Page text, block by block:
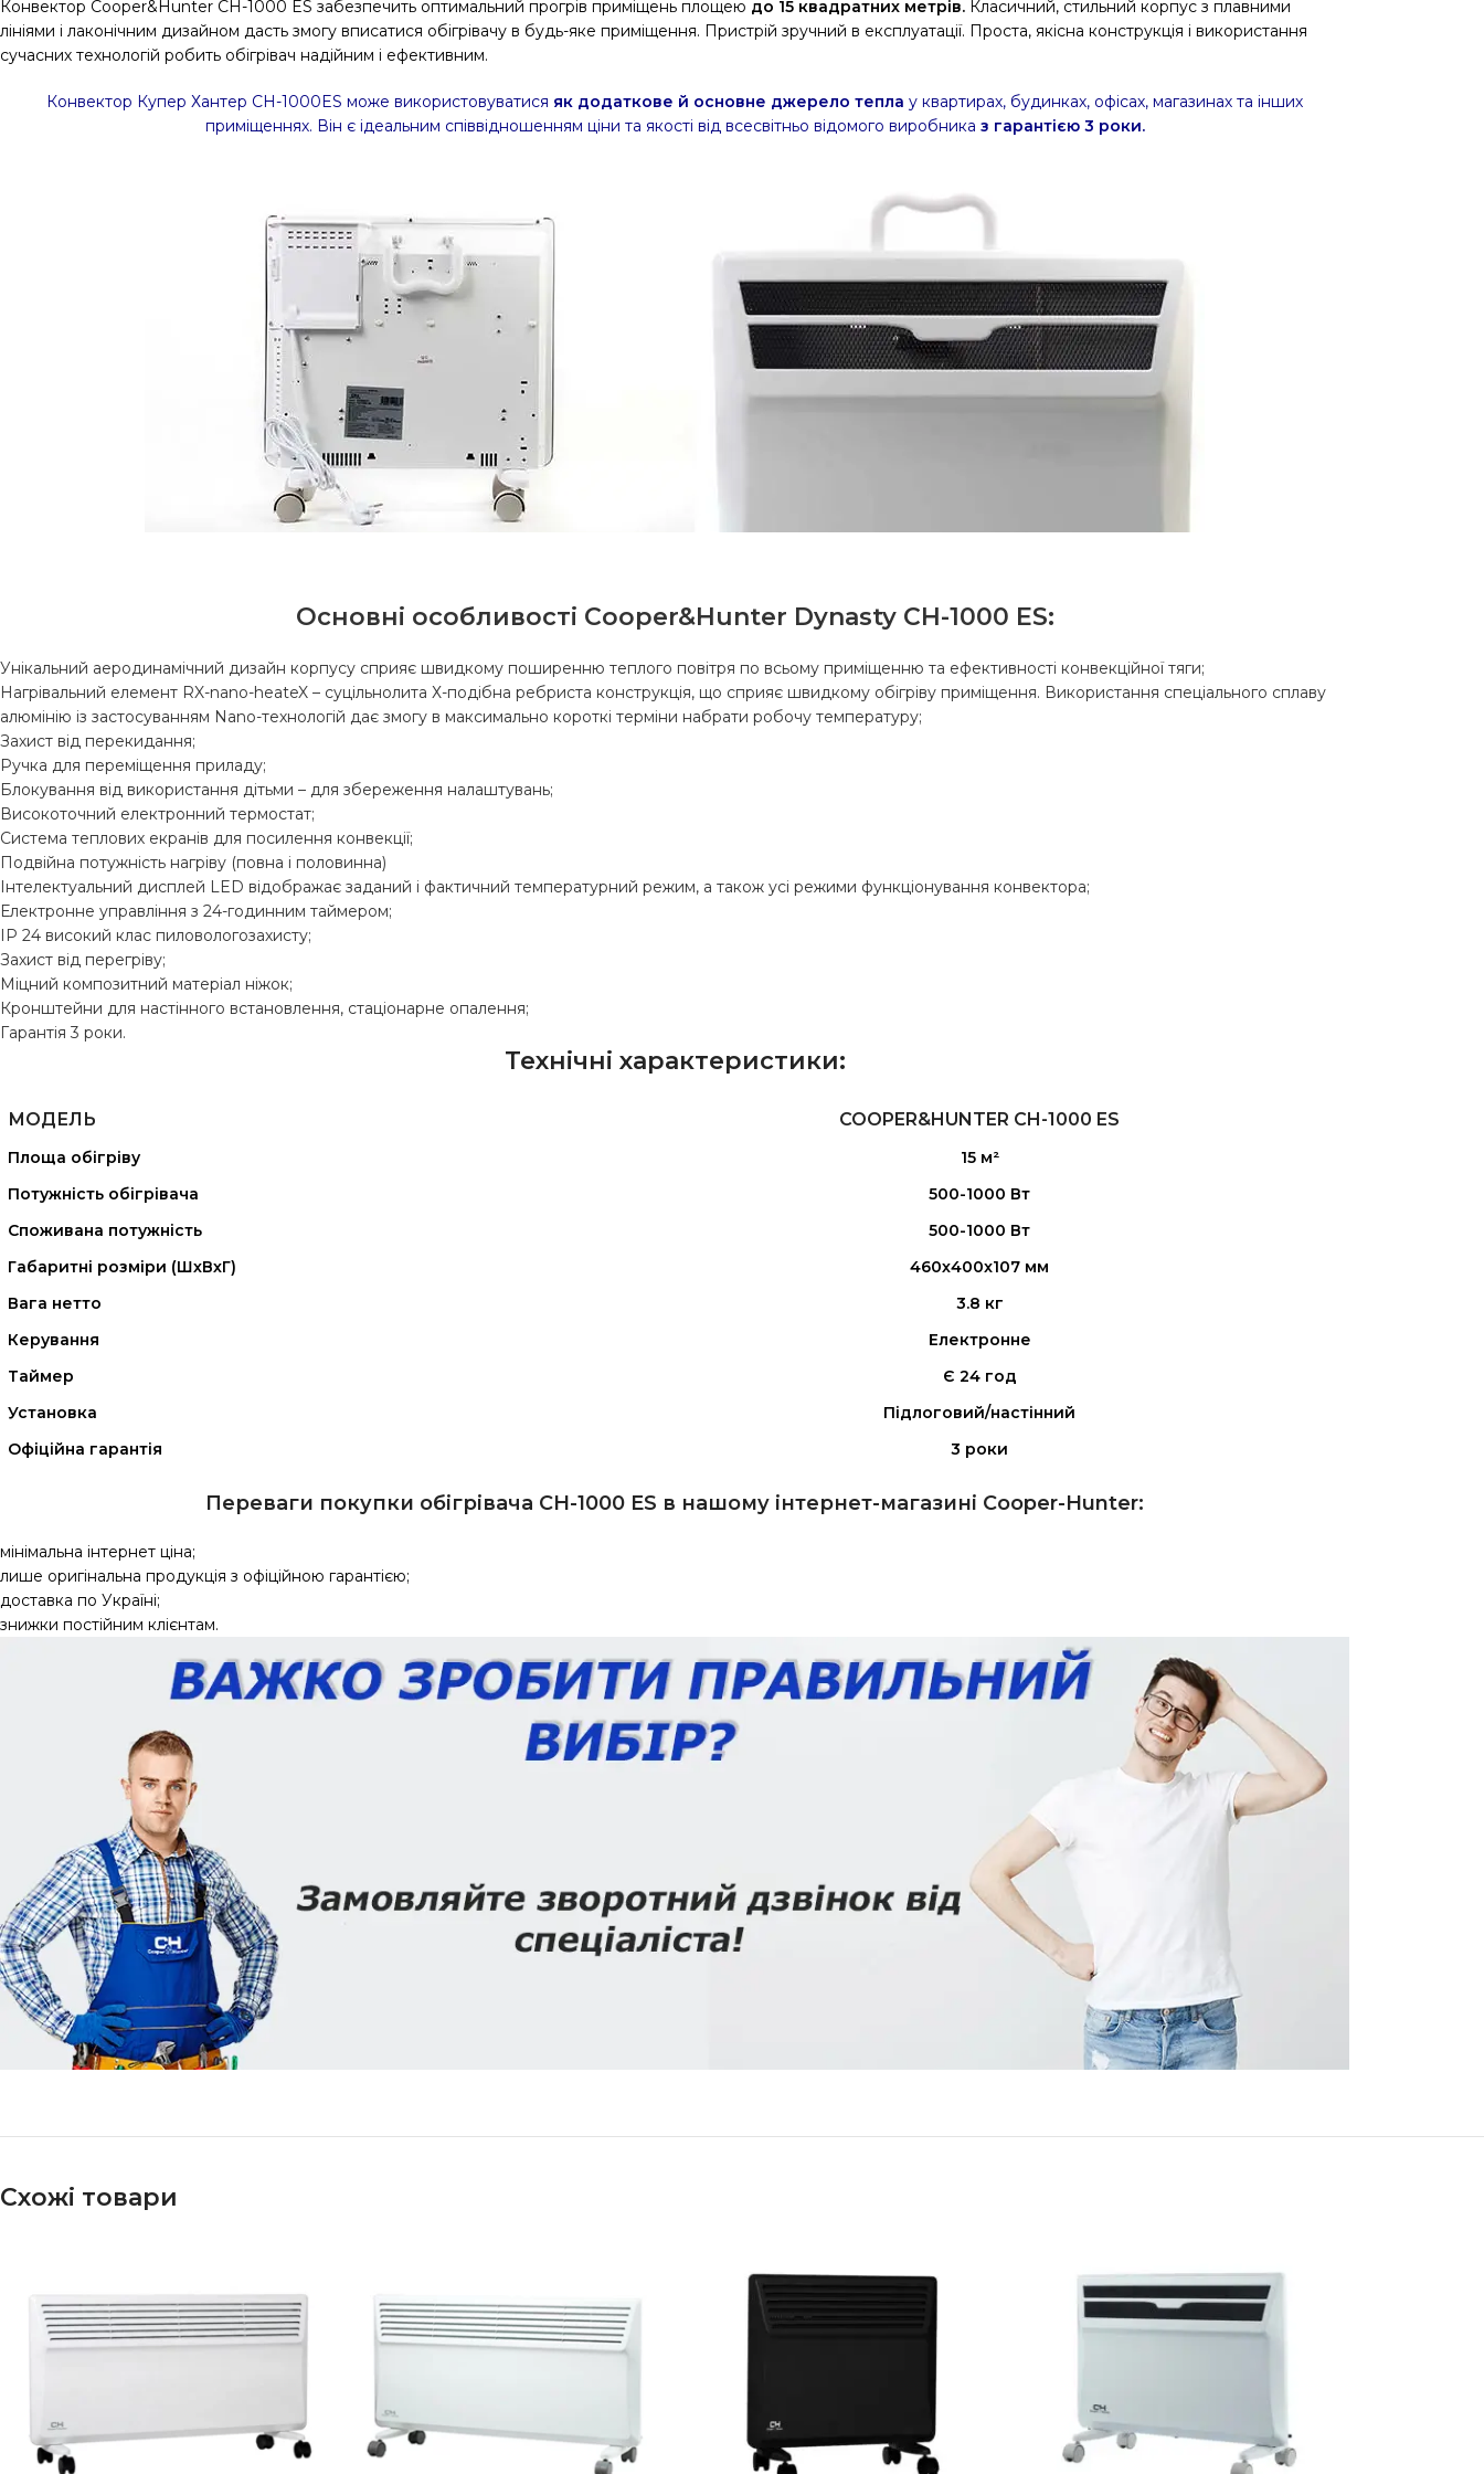
Конвектор Cooper&Hunter CH-1000 ES забезпечить оптимальний прогрів приміщень площею до 15 квадратних метрів. Класичний, стильний корпус з плавними
лініями і лаконічним дизайном дасть змогу вписатися обігрівачу в будь-яке приміщення. Пристрій зручний в експлуатації. Проста, якісна конструкція і використання
сучасних технологій робить обігрівач надійним і ефективним.
Конвектор Купер Хантер CH-1000ES може використовуватися як додаткове й основне джерело тепла у квартирах, будинках, офісах, магазинах та інших
приміщеннях. Він є ідеальним співвідношенням ціни та якості від всесвітньо відомого виробника з гарантією 3 роки.
Основні особливості Cooper&Hunter Dynasty CH-1000 ES:
Унікальний аеродинамічний дизайн корпусу сприяє швидкому поширенню теплого повітря по всьому приміщенню та ефективності конвекційної тяги;
Нагрівальний елемент RX-nano-heateX – суцільнолита Х-подібна ребриста конструкція, що сприяє швидкому обігріву приміщення. Використання спеціального сплаву
алюмінію із застосуванням Nano-технологій дає змогу в максимально короткі терміни набрати робочу температуру;
Захист від перекидання;
Ручка для переміщення приладу;
Блокування від використання дітьми – для збереження налаштувань;
Високоточний електронний термостат;
Система теплових екранів для посилення конвекції;
Подвійна потужність нагріву (повна і половинна)
Інтелектуальний дисплей LED відображає заданий і фактичний температурний режим, а також усі режими функціонування конвектора;
Електронне управління з 24-годинним таймером;
IP 24 високий клас пиловологозахисту;
Захист від перегріву;
Міцний композитний матеріал ніжок;
Кронштейни для настінного встановлення, стаціонарне опалення;
Гарантія 3 роки.
Технічні характеристики:
МОДЕЛЬ COOPER&HUNTER CH-1000 ES
Площа обігріву
15 м²
Потужність обігрівача
500-1000 Вт
Споживана потужність
500-1000 Вт
Габаритні розміри (ШхВхГ)
460х400x107 мм
Вага нетто
3.8 кг
Керування
Електронне
Таймер
Є 24 год
Установка
Підлоговий/настінний
Офіційна гарантія
3 роки
Переваги покупки обігрівача CH-1000 ES в нашому інтернет-магазині Сooper-Hunter:
мінімальна інтернет ціна;
лише оригінальна продукція з офіційною гарантією;
доставка по Україні;
знижки постійним клієнтам.
Схожі товари